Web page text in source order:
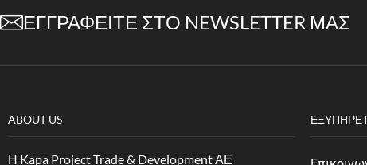
ΕΓΓΡΑΦΕΊΤΕ ΣΤΟ NEWSLETTER ΜΑΣ
ABOUT US
Η Kapa Project Trade & Development ΑΕ